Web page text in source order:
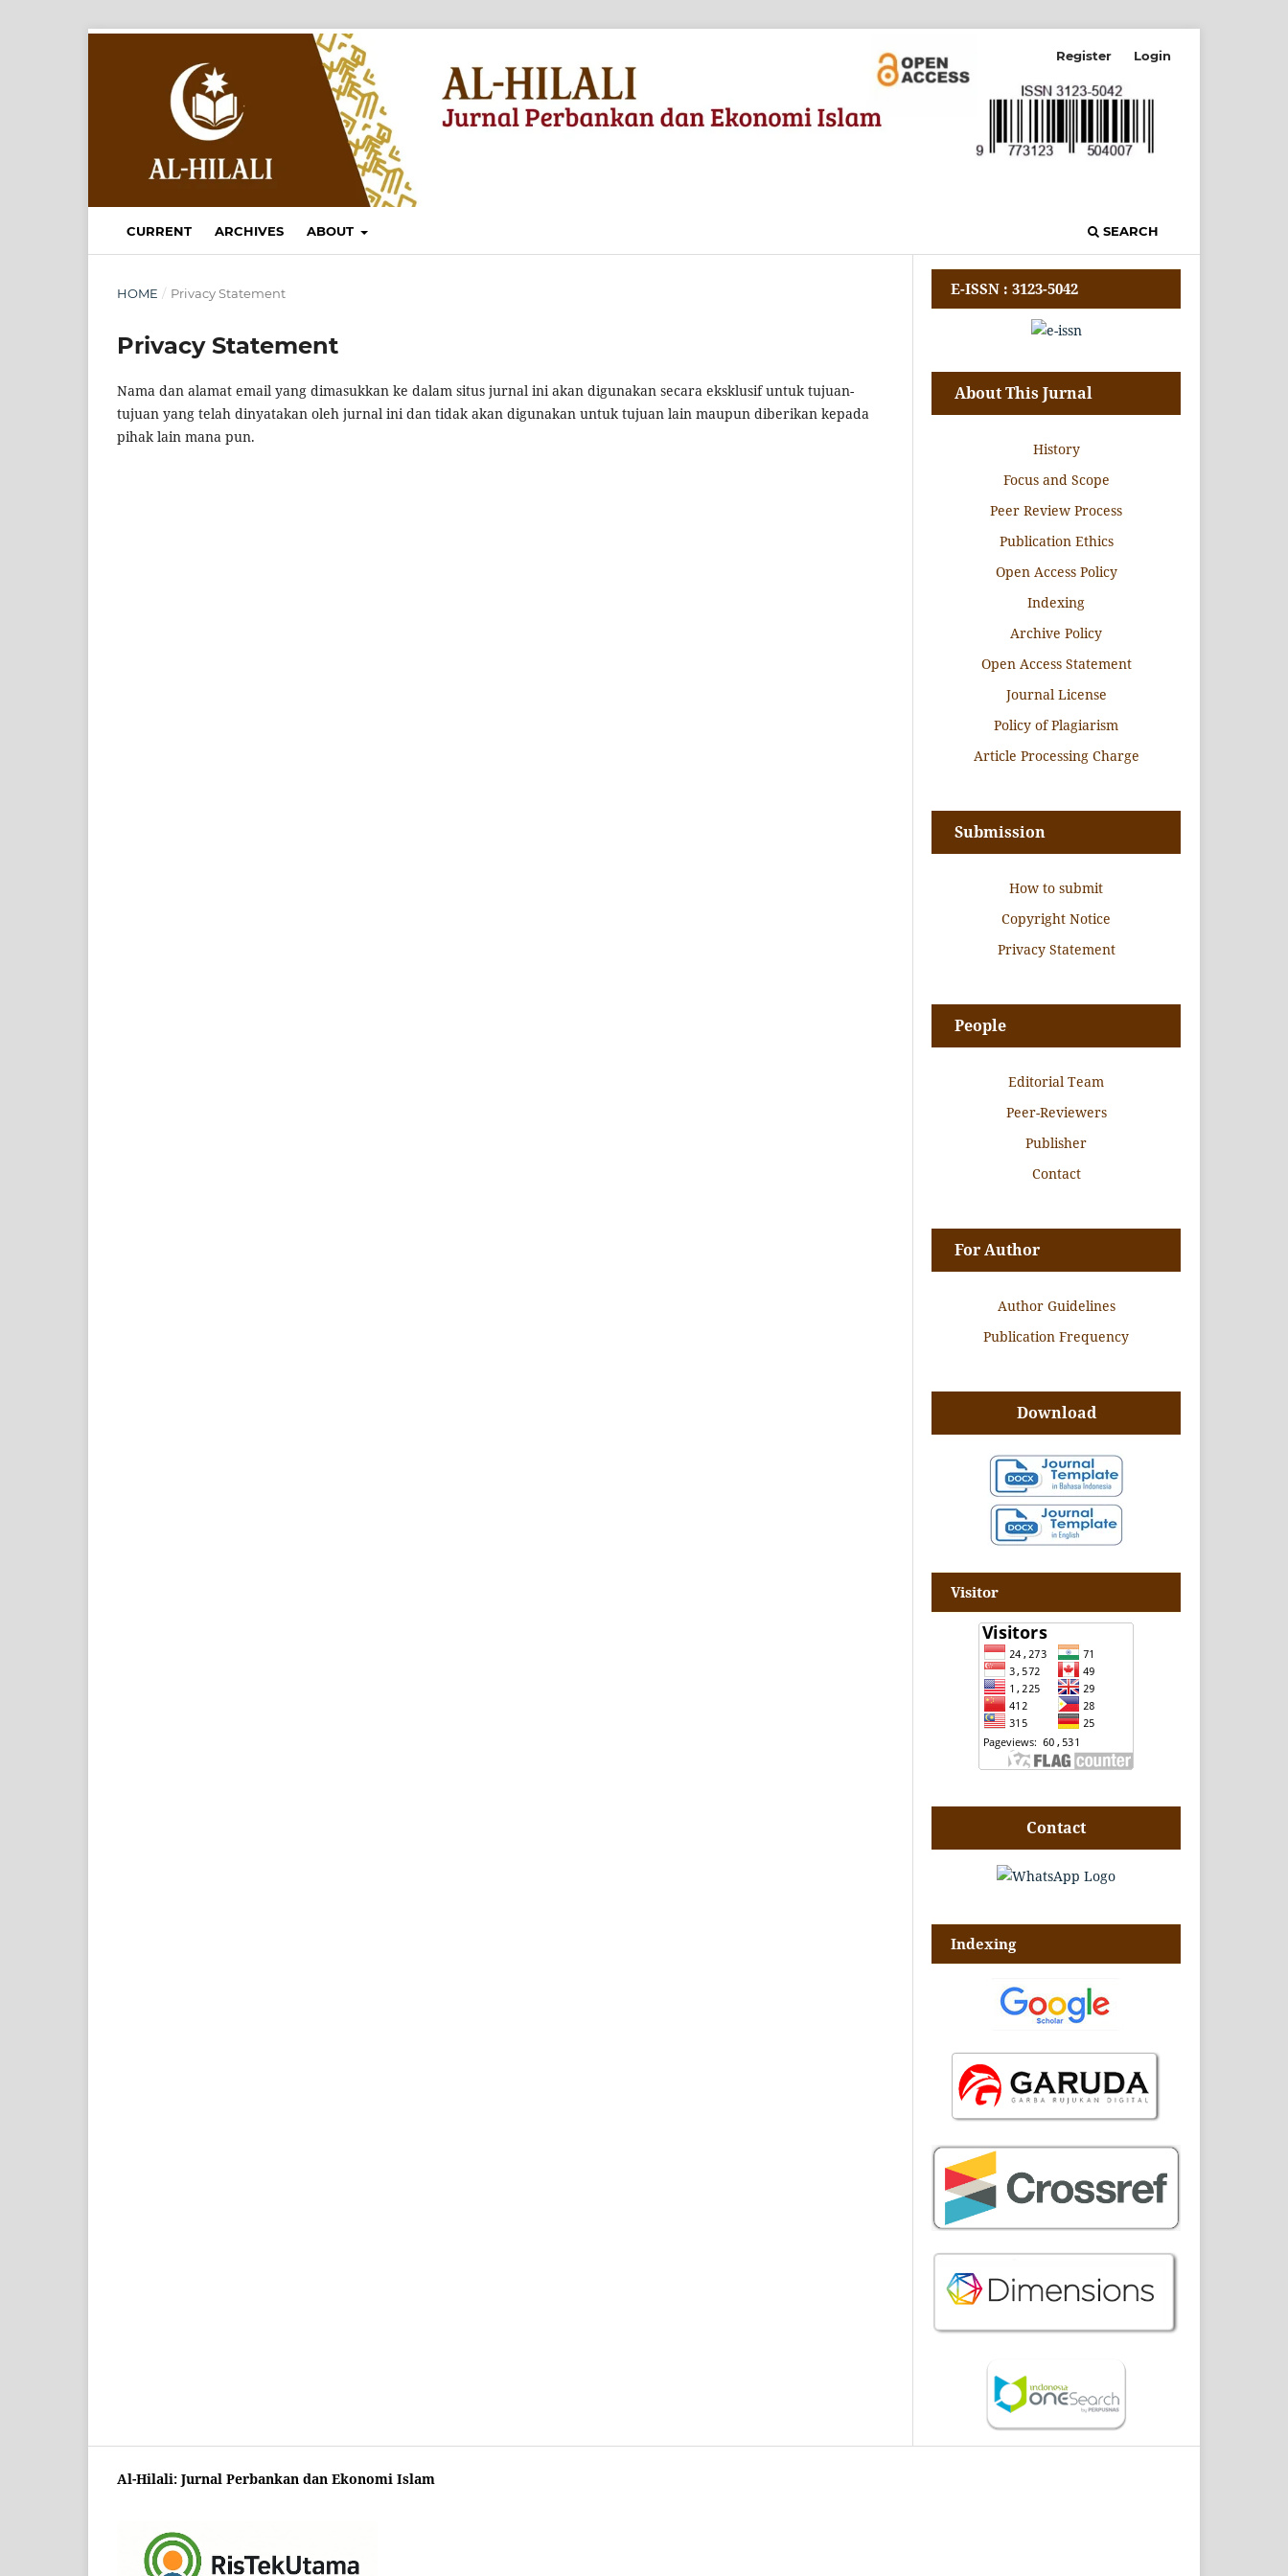
CURRENT ARCHIVES ABOUT SEARCH
Register Login
HOME / Privacy Statement
Privacy Statement
Nama dan alamat email yang dimasukkan ke dalam situs jurnal ini akan digunakan secara eksklusif untuk tujuan-
tujuan yang telah dinyatakan oleh jurnal ini dan tidak akan digunakan untuk tujuan lain maupun diberikan kepada
pihak lain mana pun.
E-ISSN : 3123-5042
About This Jurnal
History
Focus and Scope
Peer Review Process
Publication Ethics
Open Access Policy
Indexing
Archive Policy
Open Access Statement
Journal License
Policy of Plagiarism
Article Processing Charge
Submission
How to submit
Copyright Notice
Privacy Statement
People
Editorial Team
Peer-Reviewers
Publisher
Contact
For Author
Author Guidelines
Publication Frequency
Download
Visitor
Contact
Indexing
Al-Hilali: Jurnal Perbankan dan Ekonomi Islam